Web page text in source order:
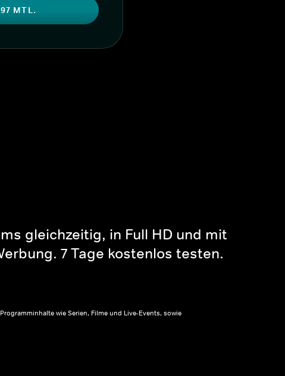
MTL.
gleichzeitig, in Full HD und mit
7 Tage kostenlos testen.
wie Serien, Filme und Live-Events, sowie